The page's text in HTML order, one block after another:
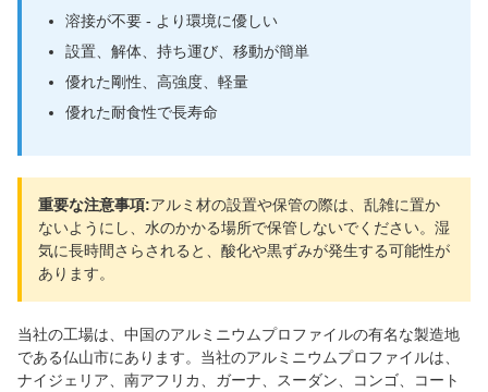
溶接が不要 - より環境に優しい
設置、解体、持ち運び、移動が簡単
優れた剛性、高強度、軽量
優れた耐食性で長寿命
重要な注意事項:アルミ材の設置や保管の際は、乱雑に置か
ないようにし、水のかかる場所で保管しないでください。湿
気に長時間さらされると、酸化や黒ずみが発生する可能性が
あります。
当社の工場は、中国のアルミニウムプロファイルの有名な製造地
である仏山市にあります。当社のアルミニウムプロファイルは、
ナイジェリア、南アフリカ、ガーナ、スーダン、コンゴ、コート